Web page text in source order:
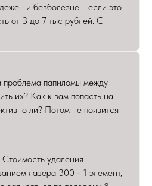
и безболезнен, если это
от 3 до 7 тыс рублей. С
проблема папиломы между
их? Как к вам попасть на
ли? Потом не появится
удаления
лазера 300 - 1 элемент,